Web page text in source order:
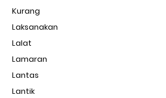
Kurang
Laksanakan
Lalat
Lamaran
Lantas
Lantik